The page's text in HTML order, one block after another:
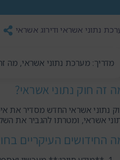
נתוני אשראי ודירוג אשראי
מדריך: מערכת נתוני אשראי, מה
זה חוק נתוני אשראי?
נתוני אשראי החדש מסדיר את
אשראי, ומטרתו להגביר את
החידושים העיקריים